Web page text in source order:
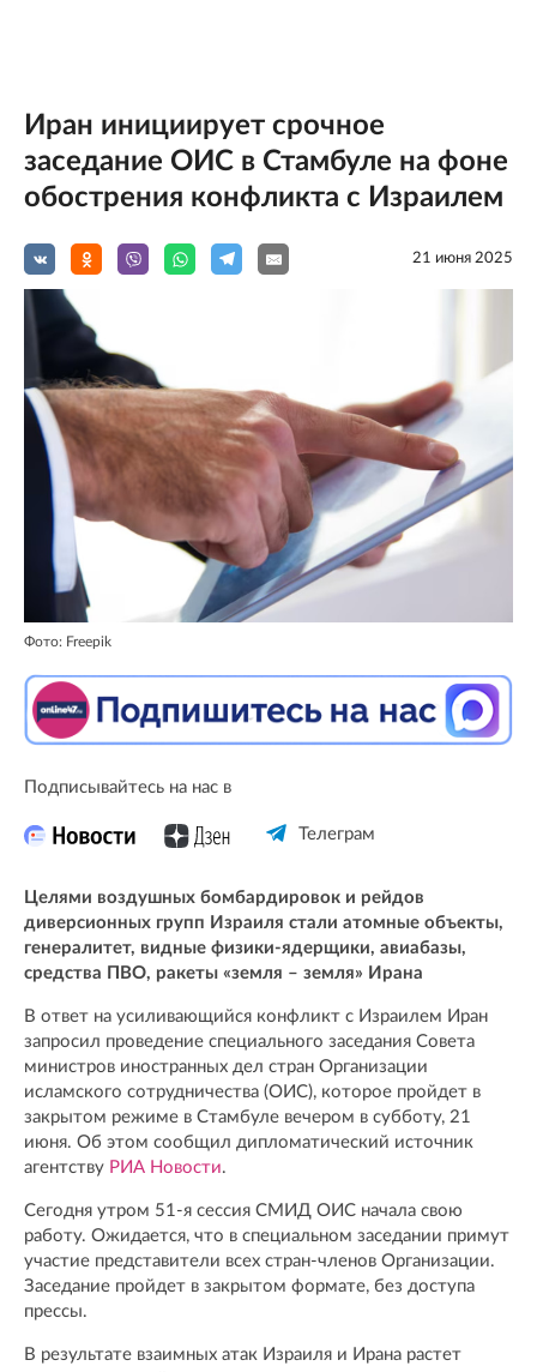
Иран инициирует срочное
заседание ОИС в Стамбуле на фоне
обострения конфликта с Израилем
21 июня 2025
Фото: Freepik
Подписывайтесь на нас в
Телеграм
Целями воздушных бомбардировок и рейдов
диверсионных групп Израиля стали атомные объекты,
генералитет, видные физики-ядерщики, авиабазы,
средства ПВО, ракеты «земля – земля» Ирана
В ответ на усиливающийся конфликт с Израилем Иран
запросил проведение специального заседания Совета
министров иностранных дел стран Организации
исламского сотрудничества (ОИС), которое пройдет в
закрытом режиме в Стамбуле вечером в субботу, 21
июня. Об этом сообщил дипломатический источник
агентству РИА Новости.
Сегодня утром 51-я сессия СМИД ОИС начала свою
работу. Ожидается, что в специальном заседании примут
участие представители всех стран-членов Организации.
Заседание пройдет в закрытом формате, без доступа
прессы.
В результате взаимных атак Израиля и Ирана растет